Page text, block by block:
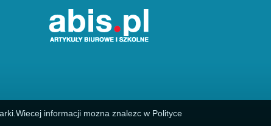
informacji mozna znalezc w Polityce